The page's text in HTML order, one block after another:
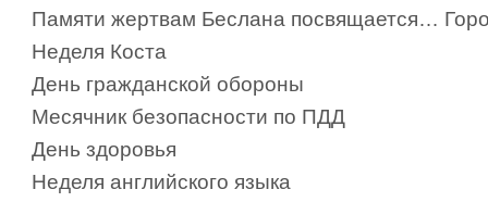
Памяти жертвам Беслана посвящается…
Неделя Коста
День гражданской обороны
Месячник безопасности по ПДД
День здоровья
Неделя английского языка